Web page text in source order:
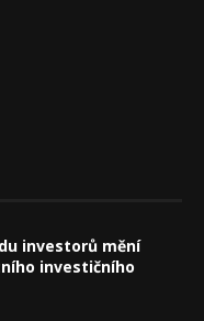
investorů mění
investičního